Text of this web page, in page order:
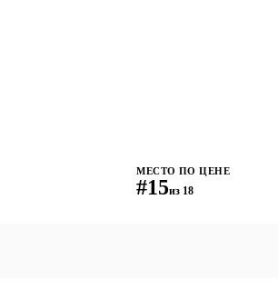
МЕСТО ПО ЦЕНЕ
#15из 18